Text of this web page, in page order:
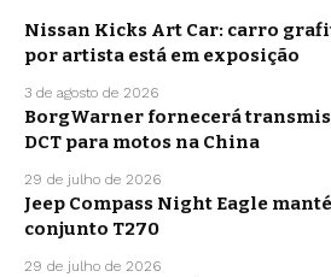
Nissan Kicks Art Car: carro
por artista está em exposição
3 de agosto de 2026
BorgWarner fornecerá
DCT para motos na China
29 de julho de 2026
Jeep Compass Night Eagle
conjunto T270
29 de julho de 2026